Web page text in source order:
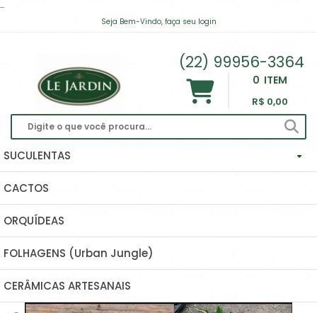
...
Seja Bem-Vindo, faça seu login
(22) 99956-3364
0 ITEM
R$ 0,00
SUCULENTAS
Haworthias Importadas
Echeverias
Hoyas (Flor De Cera) E Dischidias
Ascleps (huernias, Orbeas, Stapelias...)
CACTOS
ORQUÍDEAS
FOLHAGENS (Urban Jungle)
CERÂMICAS ARTESANAIS